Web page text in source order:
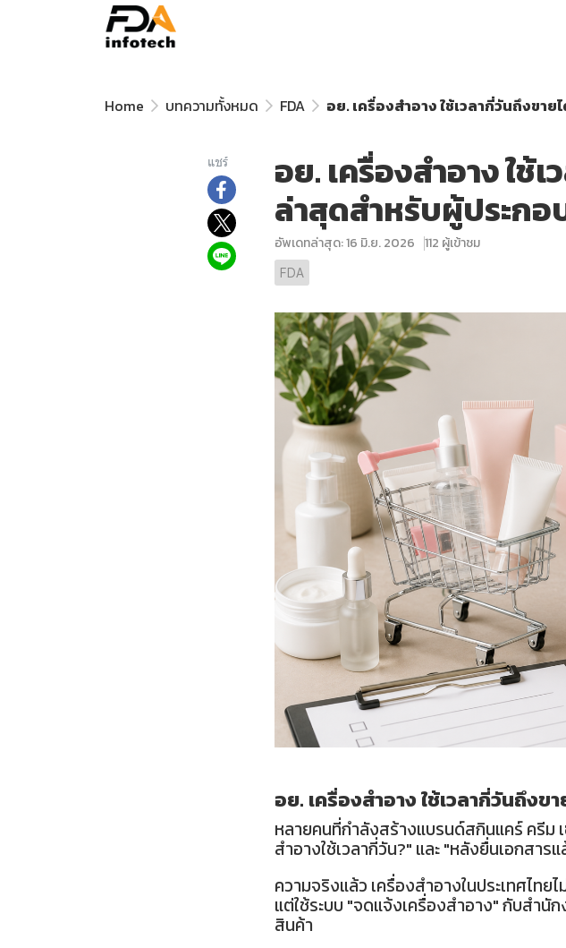
Home บทความทั้งหมด FDA อย. เครื่องสำอาง ใช้เวลากี่วันถึงขา
แชร์ อย. เครื่องสำอาง ใช้
ล่าสุดสำหรับผู้ประกอ
อัพเดทล่าสุด: 16 มิ.ย. 2026 112 ผู้เข้าชม
FDA
อย. เครื่องสำอาง ใช้เวลากี่วันถึง
หลายคนที่กำลังสร้างแบรนด์สกินแคร์ ครีม
สำอางใช้เวลากี่วัน?" และ "หลังยื่นเอกสาร
ความจริงแล้ว เครื่องสำอางในประเทศไทย
แต่ใช้ระบบ "จดแจ้งเครื่องสำอาง" กับสำนั
สินค้า